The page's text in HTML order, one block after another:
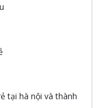
tại hà nội và thành